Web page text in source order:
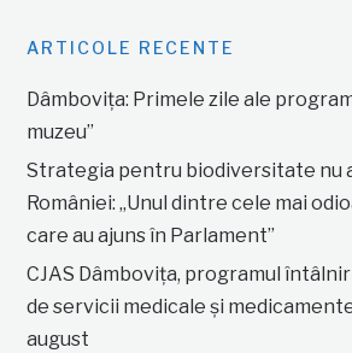
ARTICOLE RECENTE
Dâmbovița: Primele zile ale
muzeu”
Strategia pentru biodiversitate nu
României: „Unul dintre cele mai
care au ajuns în Parlament”
CJAS Dâmbovița, programul
de servicii medicale și
august